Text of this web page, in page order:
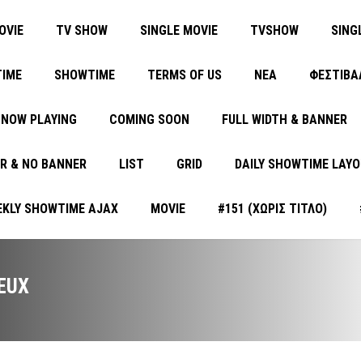
TV SHOW SINGLE MOVIE TVSHOW
SHOWTIME TERMS OF US ΝΈΑ
NOW PLAYING COMING SOON FULL WIDTH & BANNER
& NO BANNER LIST GRID DAILY SHOWTIME
SHOWTIME AJAX MOVIE #151 (ΧΩΡΊΣ ΤΊΤΛΟ)